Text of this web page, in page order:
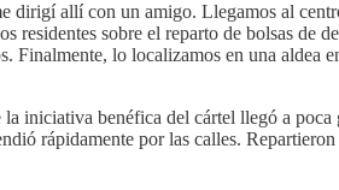
dirigí allí con un amigo. Llegamos al
sobre el reparto de bolsas de
Finalmente, lo localizamos en una
iniciativa benéfica del cártel llegó a
rápidamente por las calles.